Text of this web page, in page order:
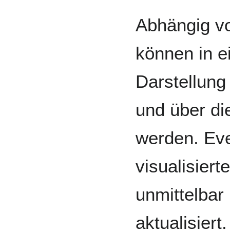
Abhängig
können in
und über
werden.